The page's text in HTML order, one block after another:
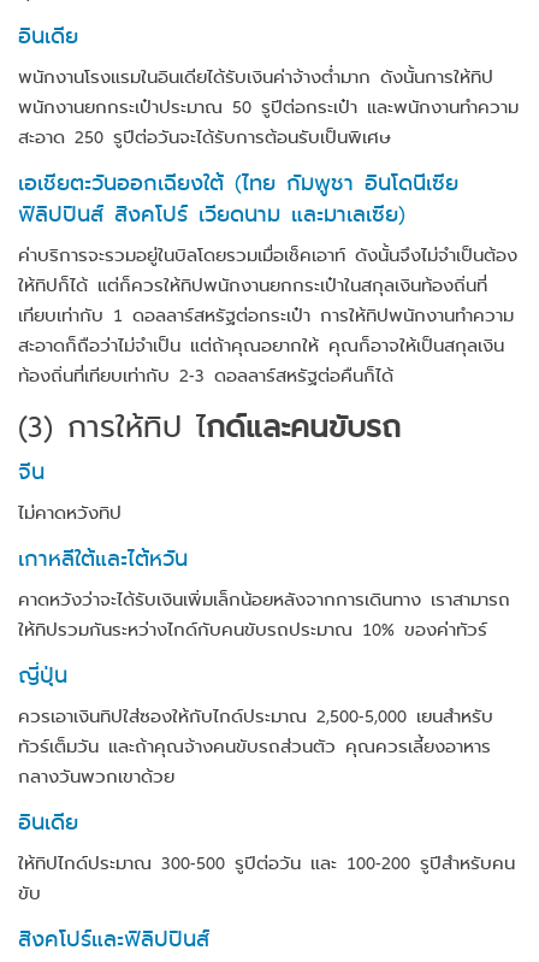
อินเดีย
พนักงานโรงแรมในอินเดียได้รับเงินค่าจ้างต่ำมาก ดังนั้นการให้ทิป
พนักงานยกกระเป๋าประมาณ 50 รูปีต่อกระเป๋า และพนักงานทำความ
สะอาด 250 รูปีต่อวันจะได้รับการต้อนรับเป็นพิเศษ
เอเชียตะวันออกเฉียงใต้ (ไทย กัมพูชา อินโดนีเซีย
ฟิลิปปินส์ สิงคโปร์ เวียดนาม และมาเลเซีย)
ค่าบริการจะรวมอยู่ในบิลโดยรวมเมื่อเช็คเอาท์ ดังนั้นจึงไม่จำเป็นต้อง
ให้ทิปก็ได้ แต่ก็ควรให้ทิปพนักงานยกกระเป๋าในสกุลเงินท้องถิ่นที่
เทียบเท่ากับ 1 ดอลลาร์สหรัฐต่อกระเป๋า การให้ทิปพนักงานทำความ
สะอาดก็ถือว่าไม่จำเป็น แต่ถ้าคุณอยากให้ คุณก็อาจให้เป็นสกุลเงิน
ท้องถิ่นที่เทียบเท่ากับ 2-3 ดอลลาร์สหรัฐต่อคืนก็ได้
(3) การให้ทิป ไกด์และคนขับรถ
จีน
ไม่คาดหวังทิป
เกาหลีใต้และไต้หวัน
คาดหวังว่าจะได้รับเงินเพิ่มเล็กน้อยหลังจากการเดินทาง เราสามารถ
ให้ทิปรวมกันระหว่างไกด์กับคนขับรถประมาณ 10% ของค่าทัวร์
ญี่ปุ่น
ควรเอาเงินทิปใส่ซองให้กับไกด์ประมาณ 2,500-5,000 เยนสำหรับ
ทัวร์เต็มวัน และถ้าคุณจ้างคนขับรถส่วนตัว คุณควรเลี้ยงอาหาร
กลางวันพวกเขาด้วย
อินเดีย
ให้ทิปไกด์ประมาณ 300-500 รูปีต่อวัน และ 100-200 รูปีสำหรับคน
ขับ
สิงคโปร์และฟิลิปปินส์